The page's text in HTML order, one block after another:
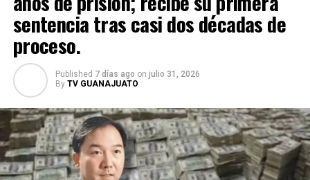
sentencia tras casi dos décadas de
proceso.
Published 7 días ago on julio 31, 2026
By TV GUANAJUATO